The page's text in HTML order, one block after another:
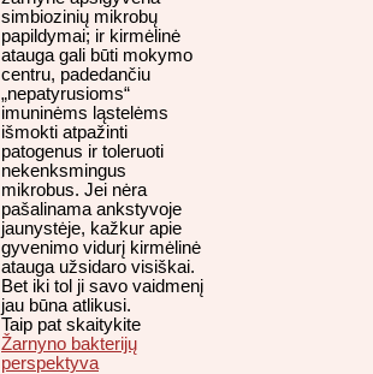
simbiozinių mikrobų
papildymai; ir kirmėlinė
atauga gali būti mokymo
centru, padedančiu
„nepatyrusioms“
imuninėms ląstelėms
išmokti atpažinti
patogenus ir toleruoti
nekenksmingus
mikrobus. Jei nėra
pašalinama ankstyvoje
jaunystėje, kažkur apie
gyvenimo vidurį kirmėlinė
atauga užsidaro visiškai.
Bet iki tol ji savo vaidmenį
jau būna atlikusi.
Taip pat skaitykite
Žarnyno bakterijų
perspektyva